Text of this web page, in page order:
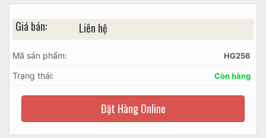
Giá bán: Liên hệ
Mã sản phẩm: HG256
Trạng thái: Còn hàng
Đặt Hàng Online